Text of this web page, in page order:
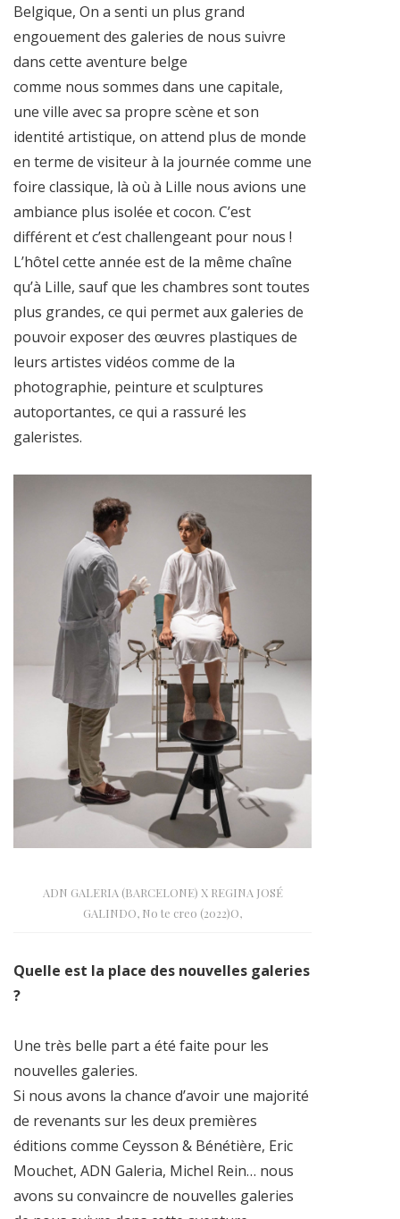
Belgique, On a senti un plus grand
engouement des galeries de nous suivre
dans cette aventure belge
comme nous sommes dans une capitale,
une ville avec sa propre scène et son
identité artistique, on attend plus de monde
en terme de visiteur à la journée comme une
foire classique, là où à Lille nous avions une
ambiance plus isolée et cocon. C’est
différent et c’est challengeant pour nous !
L’hôtel cette année est de la même chaîne
qu’à Lille, sauf que les chambres sont toutes
plus grandes, ce qui permet aux galeries de
pouvoir exposer des œuvres plastiques de
leurs artistes vidéos comme de la
photographie, peinture et sculptures
autoportantes, ce qui a rassuré les
galeristes.
ADN GALERIA (BARCELONE) X REGINA JOSÉ
GALINDO, No te creo (2022)O,
Quelle est la place des nouvelles galeries
?
Une très belle part a été faite pour les
nouvelles galeries.
Si nous avons la chance d’avoir une majorité
de revenants sur les deux premières
éditions comme Ceysson & Bénétière, Eric
Mouchet, ADN Galeria, Michel Rein… nous
avons su convaincre de nouvelles galeries